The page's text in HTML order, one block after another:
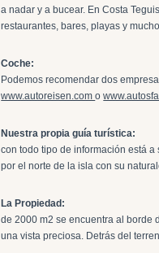
a nadar y a bucear. En Costa
restaurantes, bares, playas y
Coche:
Podemos recomendar dos
www.autoreisen.como
Nuestra propia guía turística:
con todo tipo de información está
por el norte de la isla con su
La Propiedad:
de 2000 m2 se encuentra al borde
una vista preciosa. Detrás del